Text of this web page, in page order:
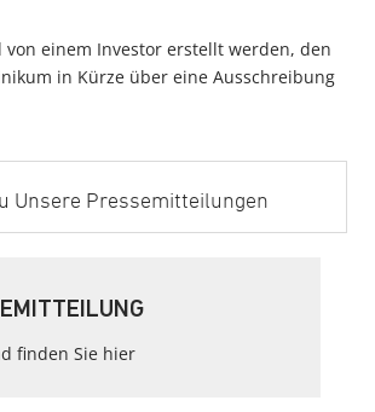
von einem Investor erstellt werden, den
in Kürze über eine Ausschreibung
Unsere Pressemitteilungen
finden Sie hier